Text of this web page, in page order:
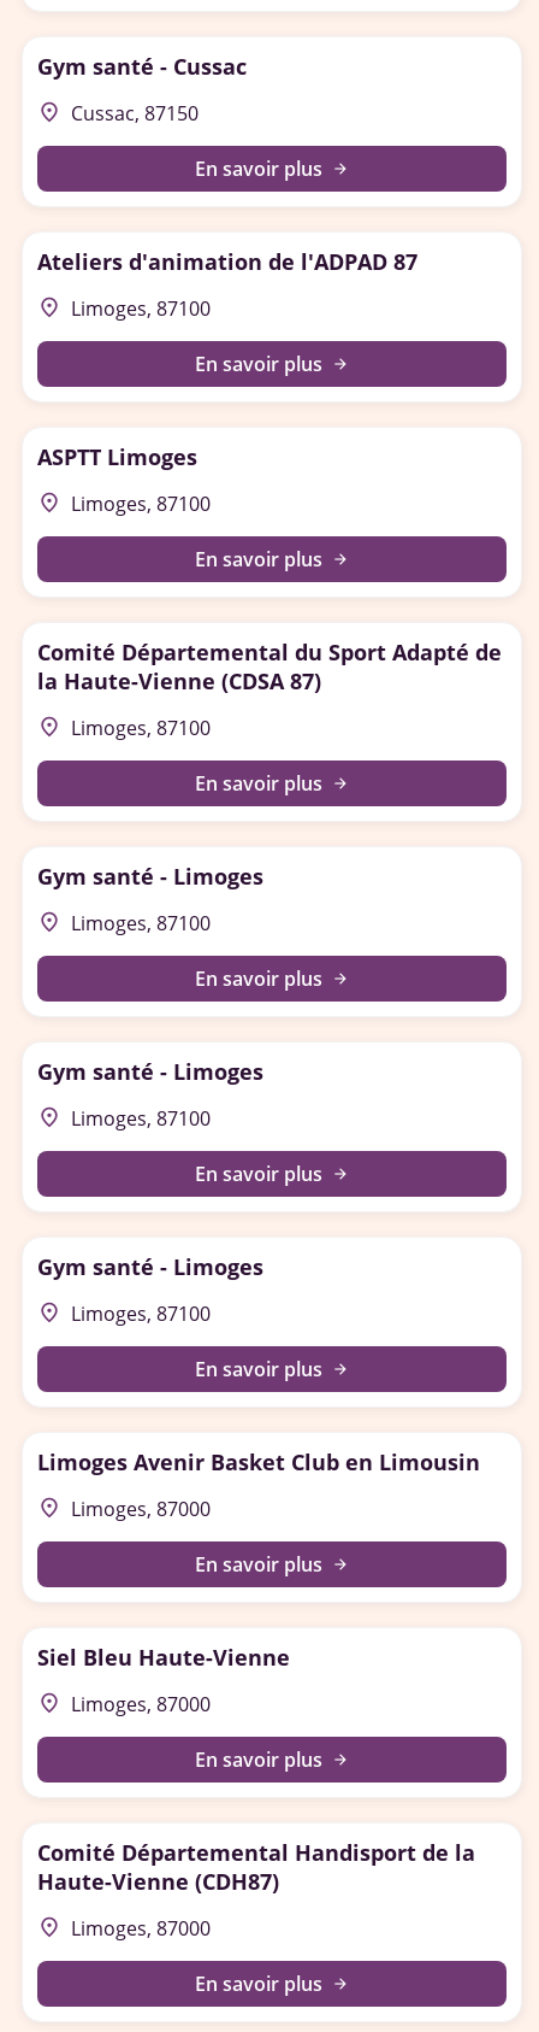
Gym santé - Cussac
place Cussac, 87150
En savoir plus arrow_forward
Ateliers d'animation de l'ADPAD 87
place Limoges, 87100
En savoir plus arrow_forward
ASPTT Limoges
place Limoges, 87100
En savoir plus arrow_forward
Comité Départemental du Sport Adapté de
la Haute-Vienne (CDSA 87)
place Limoges, 87100
En savoir plus arrow_forward
Gym santé - Limoges
place Limoges, 87100
En savoir plus arrow_forward
Gym santé - Limoges
place Limoges, 87100
En savoir plus arrow_forward
Gym santé - Limoges
place Limoges, 87100
En savoir plus arrow_forward
Limoges Avenir Basket Club en Limousin
place Limoges, 87000
En savoir plus arrow_forward
Siel Bleu Haute-Vienne
place Limoges, 87000
En savoir plus arrow_forward
Comité Départemental Handisport de la
Haute-Vienne (CDH87)
place Limoges, 87000
En savoir plus arrow_forward